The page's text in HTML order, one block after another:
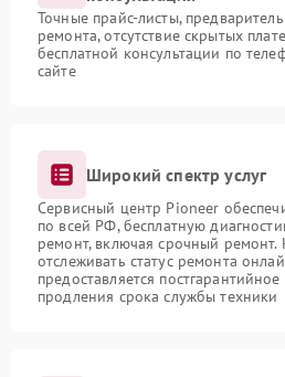
Точные прайс-листы,
ремонта, отсутствие скрытых
бесплатной консультации по
сайте
Широкий спектр услуг
Сервисный центр Pioneer
по всей РФ, бесплатную
ремонт, включая срочный ремонт.
отслеживать статус ремонта
предоставляется
продления срока службы техники